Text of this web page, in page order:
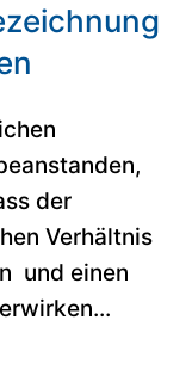
der
Verhältnis
und einen